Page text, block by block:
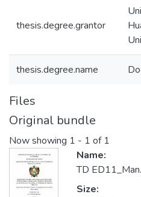
thesis.degree.grantor
thesis.degree.name
Files
Original bundle
Now showing 1 - 1 of 1
Name:
TD
Size: